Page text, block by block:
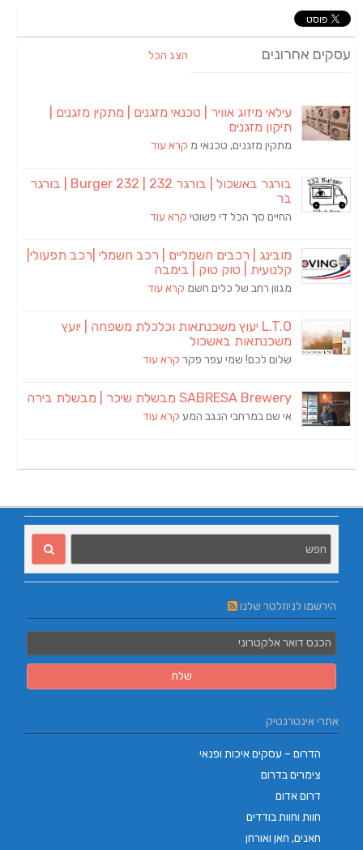
אחרונים הצג הכל
עילאי מיזוג אוויר | טכנאי מזגנים | מתקין מזגנים |
תיקון מזגנים
מתקין מזגנים, טכנאי מקרא עוד
בורגר באשכול | בורגר 232 | Burger 232 | בורגר
בר
החיים סך הכל די פשוטיקרא עוד
מובינג | רכבים חשמליים | רכב חשמלי |רכב תפעולי|
קלנועית | טוק טוק | בימבה
מגוון רחב של כלים חשמקרא עוד
L.T.O יעוץ משכנתאות וכלכלת משפחה | יועץ
משכנתאות באשכול
שלום לכם! שמי עפר פקרקרא עוד
SABRESA Brewery מבשלת שיכר | מבשלת בירה
אי שם במרחבי הנגב המעקרא עוד
הירשמו לניוזלטר שלנו
אתרי אינטרנטיק
הדרום – עסקים איכות ופנאי
צימרים בדרום
דרום אדום
חוות וחוות בודדים
חאנים, חאן ואורחן